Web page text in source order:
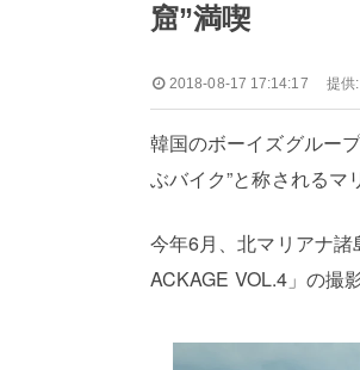
窟”満喫
2018-08-17 17:14:17 提供:
韓国のボーイズグルー
ぶバイク”と称されるマ
今年6月、北マリアナ
ACKAGE VOL.4」の撮